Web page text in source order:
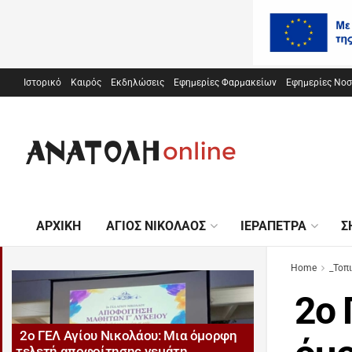
2ο ΓΕΛ Αγίου Νικολάου: Μια όμορφη
Ιστορικό Καιρός Εκδηλώσεις Εφημερίες Φαρμακείων Εφημερίες
ΑΡΧΙΚΉ ΆΓΙΟΣ ΝΙΚΌΛΑΟΣ ΙΕΡΆΠΕΤΡΑ
Home
2ο